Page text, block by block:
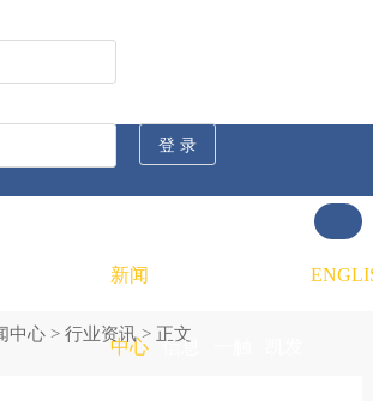
新闻
中心 信息
中心> 行业资讯> 正文